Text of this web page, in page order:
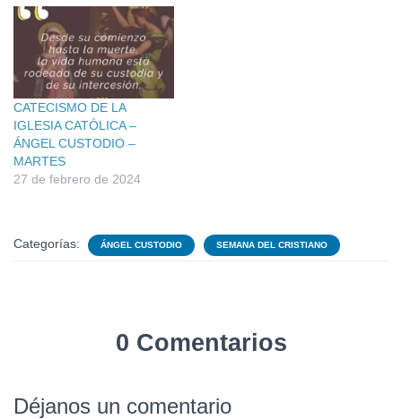
CATECISMO DE LA
IGLESIA CATÓLICA –
ÁNGEL CUSTODIO –
MARTES
27 de febrero de 2024
Categorías: ÁNGEL CUSTODIO SEMANA DEL CRISTIANO
0 Comentarios
Déjanos un comentario